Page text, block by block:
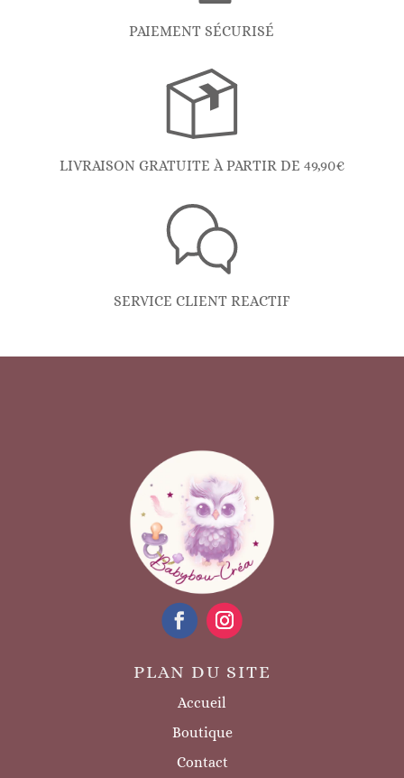
PAIEMENT SÉCURISÉ
LIVRAISON GRATUITE À PARTIR DE 49,90€
SERVICE CLIENT REACTIF
PLAN DU SITE
Accueil
Boutique
Contact